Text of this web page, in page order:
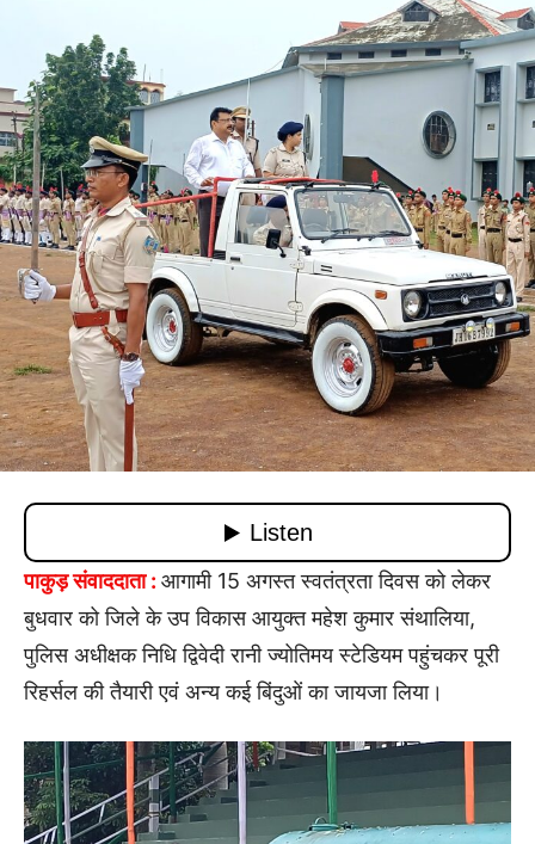
पाकुड़ संवाददाता : आगामी 15 अगस्त स्वतंत्रता दिवस को लेकर
बुधवार को जिले के उप विकास आयुक्त महेश कुमार संथालिया,
पुलिस अधीक्षक निधि द्विवेदी रानी ज्योतिमय स्टेडियम पहुंचकर पूरी
रिहर्सल की तैयारी एवं अन्य कई बिंदुओं का जायजा लिया।